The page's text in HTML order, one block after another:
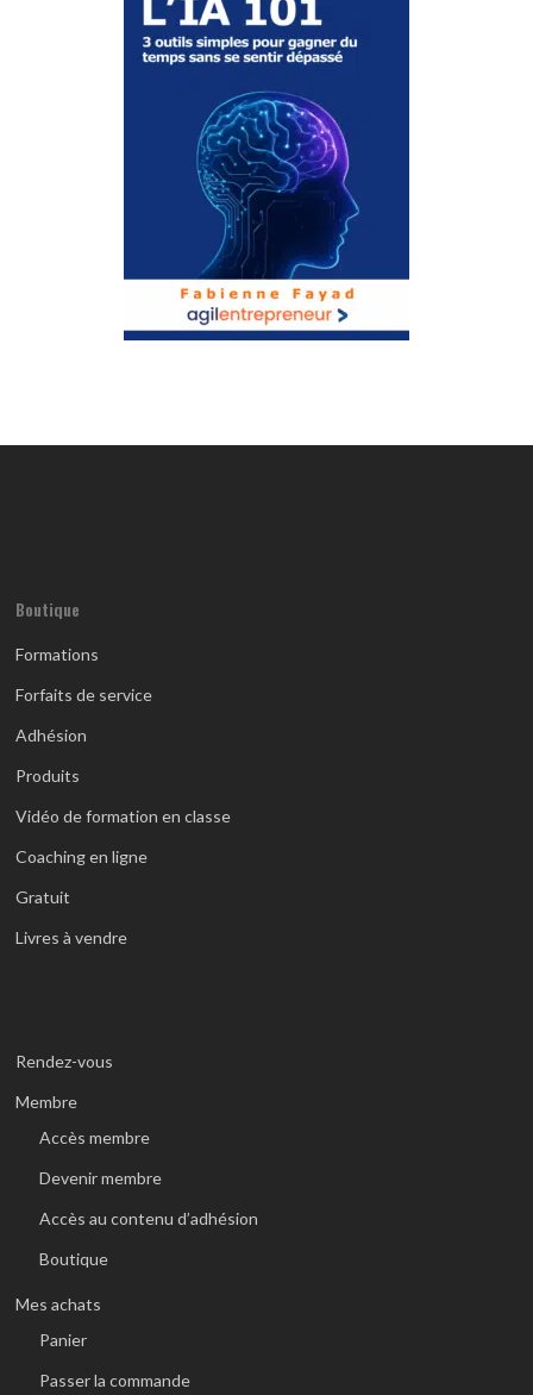
Boutique
Formations
Forfaits de service
Adhésion
Produits
Vidéo de formation en classe
Coaching en ligne
Gratuit
Livres à vendre
Rendez-vous
Membre
Accès membre
Devenir membre
Accès au contenu d’adhésion
Boutique
Mes achats
Panier
Passer la commande